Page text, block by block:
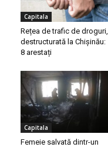
Capitala
Rețea de trafic de droguri,
destructurată la Chișinău:
8 arestați
Capitala
Femeie salvată dintr-un